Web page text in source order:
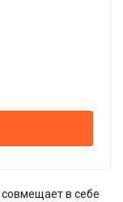
совмещает в себе